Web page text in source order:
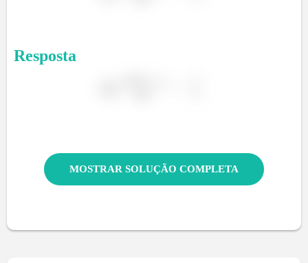
Resposta
MOSTRAR SOLUÇÃO COMPLETA